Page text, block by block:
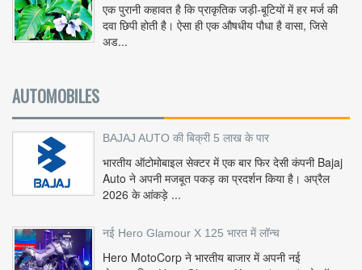
एक पुरानी कहावत है कि प्राकृतिक जड़ी-बूटियों में हर मर्ज की
दवा छिपी होती है। ऐसा ही एक औषधीय पौधा है वासा, जिसे
अड...
AUTOMOBILES
BAJAJ AUTO की बिक्री 5 लाख के पार
भारतीय ऑटोमोबाइल सेक्टर में एक बार फिर देसी कंपनी Bajaj
Auto ने अपनी मजबूत पकड़ का प्रदर्शन किया है। अप्रैल
2026 के आंकड़े ...
नई Hero Glamour X 125 भारत में लॉन्च
Hero MotoCorp ने भारतीय बाजार में अपनी नई